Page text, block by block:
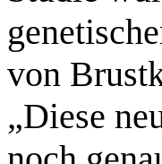
von
„Diese